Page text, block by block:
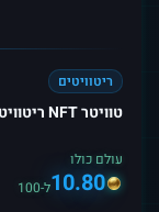
ריטוויטים
טוויטר NFT ריטוויטים (אורגני)
עולם כולו
10.80ל-100